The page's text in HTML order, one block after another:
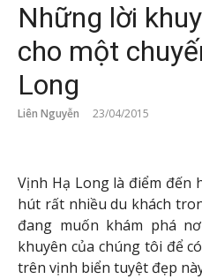
Những lời
cho một
Long
Liên Nguyễn 23/04/2015
Vịnh Hạ Long là điểm đến
hút rất nhiều du khách
đang muốn khám phá
khuyên của chúng tôi để
trên vịnh biển tuyệt đẹp